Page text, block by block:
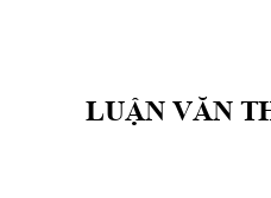
LUẬN VĂN